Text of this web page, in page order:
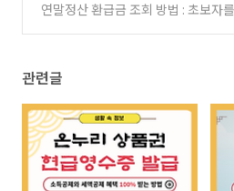
창업 성공 비결 (1)
연말정산 환급금 조회 방법 : 초보자
관련글